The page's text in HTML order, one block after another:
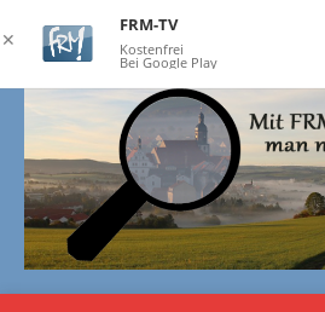
✕
FRM-TV
Kostenfrei
Bei Google Play